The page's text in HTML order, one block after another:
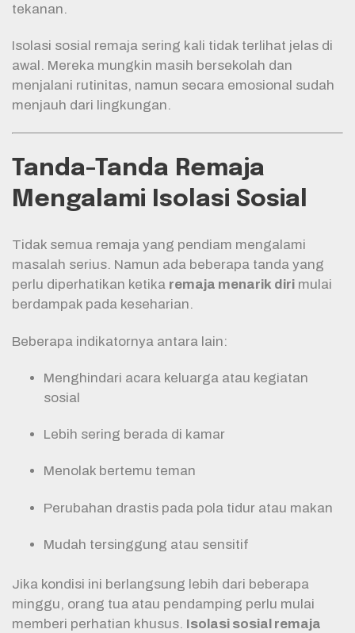
tekanan.
Isolasi sosial remaja sering kali tidak terlihat jelas di
awal. Mereka mungkin masih bersekolah dan
menjalani rutinitas, namun secara emosional sudah
menjauh dari lingkungan.
Tanda-Tanda Remaja
Mengalami Isolasi Sosial
Tidak semua remaja yang pendiam mengalami
masalah serius. Namun ada beberapa tanda yang
perlu diperhatikan ketika remaja menarik diri mulai
berdampak pada keseharian.
Beberapa indikatornya antara lain:
Menghindari acara keluarga atau kegiatan
sosial
Lebih sering berada di kamar
Menolak bertemu teman
Perubahan drastis pada pola tidur atau makan
Mudah tersinggung atau sensitif
Jika kondisi ini berlangsung lebih dari beberapa
minggu, orang tua atau pendamping perlu mulai
memberi perhatian khusus. Isolasi sosial remaja